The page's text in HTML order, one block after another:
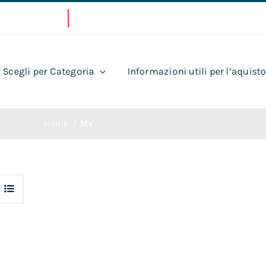
Scegli per Categoria Informazioni utili per l’aquisto